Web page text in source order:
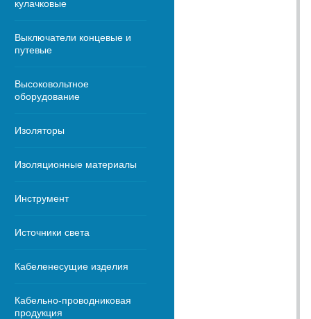
кулачковые
Выключатели концевые и
путевые
Высоковольтное
оборудование
Изоляторы
Изоляционные материалы
Инструмент
Источники света
Кабеленесущие изделия
Кабельно-проводниковая
продукция